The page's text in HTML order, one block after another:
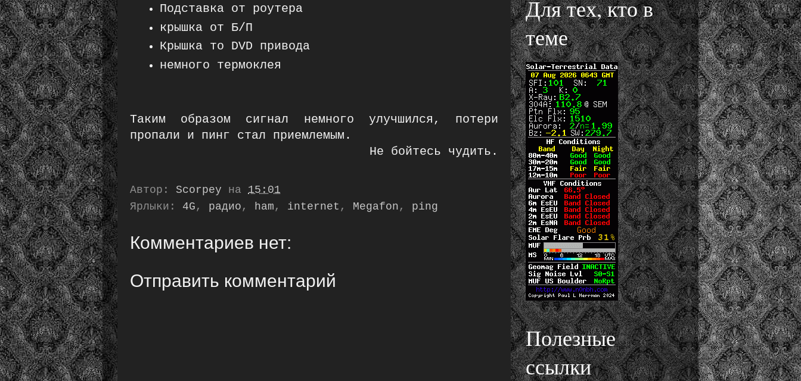
Подставка от роутера
крышка от Б/П
Крышка то DVD привода
немного термоклея
Таким образом сигнал немного улучшился, потери
пропали и пинг стал приемлемым.
Не бойтесь чудить.
Автор: Scorpey на 15:01
Ярлыки: 4G , радио , ham , internet , Megafon , ping
Комментариев нет:
Отправить комментарий
Для тех, кто в
теме
Полезные
ссылки